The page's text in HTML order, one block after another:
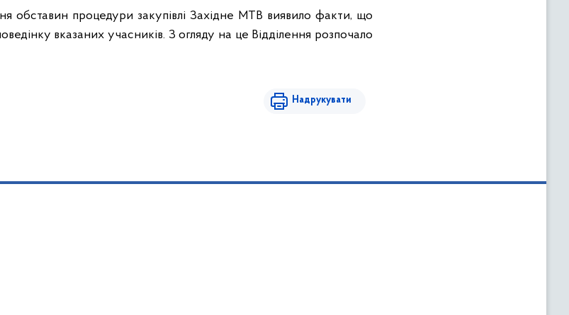
обставин процедури закупівлі Західне МТВ виявило факти, що
вказаних учасників. З огляду на це Відділення розпочало
Надрукувати